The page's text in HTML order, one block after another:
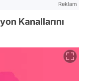
Reklam
Kanallarını